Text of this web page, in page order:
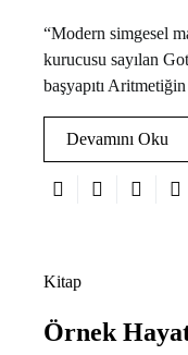
“Modern simgesel
kurucusu sayılan
başyapıtı
Devamını Oku
Kitap
Örnek